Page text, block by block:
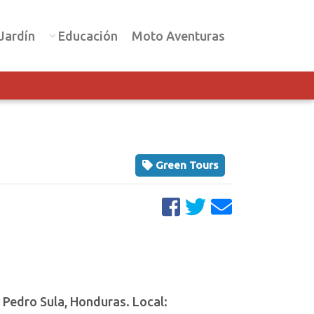
Educación Moto Aventuras
Green Tours
Sula, Honduras. Local: